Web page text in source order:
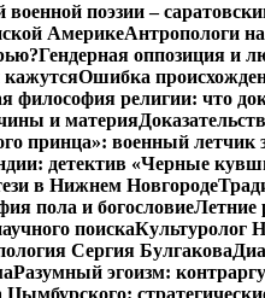
военной поэзии –
АмерикеАнтропологи
Гендерная оппозиция и
Ошибка
философия религии: что
и материя
принца»: военный летчик
детектив «Черные
в Нижнем Новгороде
пола и богословие
поискаКультуролог
Сергия Булгакова
Разумный эгоизм: